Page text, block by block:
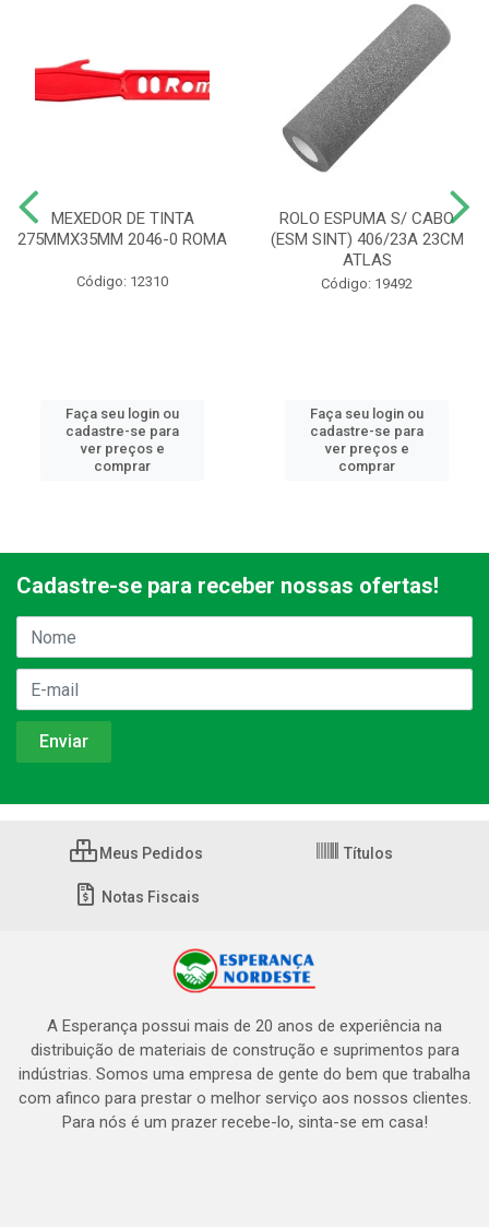
MEXEDOR DE TINTA
275MMX35MM 2046-0 ROMA
Código: 12310
Faça seu login ou
cadastre-se para
ver preços e
comprar
ROLO ESPUMA S/ CABO
(ESM SINT) 406/23A 23CM
ATLAS
Código: 19492
Faça seu login ou
cadastre-se para
ver preços e
comprar
Cadastre-se para receber nossas ofertas!
Meus Pedidos Títulos
Notas Fiscais
A Esperança possui mais de 20 anos de experiência na
distribuição de materiais de construção e suprimentos para
indústrias. Somos uma empresa de gente do bem que trabalha
com afinco para prestar o melhor serviço aos nossos clientes.
Para nós é um prazer recebe-lo, sinta-se em casa!